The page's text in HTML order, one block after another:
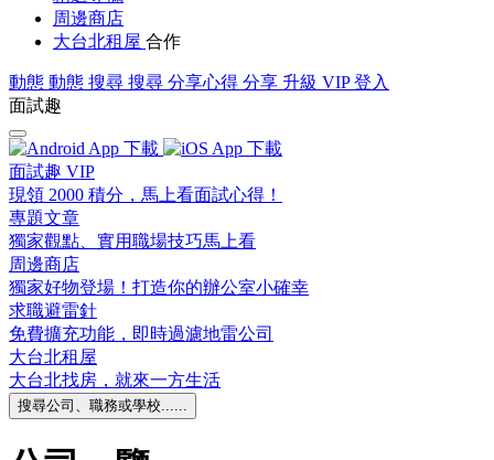
周邊商店
大台北租屋 合作
動態 動態 搜尋 搜尋 分享心得 分享 升級 VIP 登入
面試趣
面試趣 VIP
現領 2000 積分，馬上看面試心得！
專題文章
獨家觀點、實用職場技巧馬上看
周邊商店
獨家好物登場！打造你的辦公室小確幸
求職避雷針
免費擴充功能，即時過濾地雷公司
大台北租屋
大台北找房，就來一方生活
搜尋公司、職務或學校......